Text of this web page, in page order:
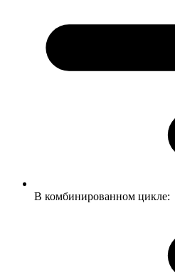
В комбинированном цикле: